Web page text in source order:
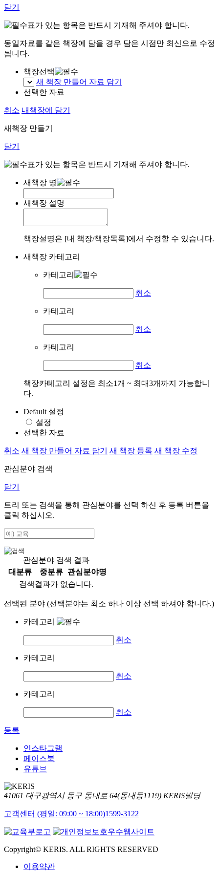
닫기
표가 있는 항목은 반드시 기재해 주셔야 합니다.
동일자료를 같은 책장에 담을 경우 담은 시점만 최신으로 수정
됩니다.
책장선택
새 책장 만들어 자료 담기
선택한 자료
취소 내책장에 담기
새책장 만들기
닫기
표가 있는 항목은 반드시 기재해 주셔야 합니다.
새책장 명
새책장 설명
책장설명은 [내 책장/책장목록]에서 수정할 수 있습니다.
새책장 카테고리
카테고리
취소
카테고리
취소
카테고리
취소
책장카테고리 설정은 최소1개 ~ 최대3개까지 가능합니
다.
Default 설정
설정
선택한 자료
취소 새 책장 만들어 자료 담기 새 책장 등록 새 책장 수정
관심분야 검색
닫기
트리 또는 검색을 통해 관심분야를 선택 하신 후 등록 버튼을
클릭 하십시오.
관심분야 검색 결과
대분류
중분류
관심분야명
검색결과가 없습니다.
선택된 분야 (선택분야는 최소 하나 이상 선택 하셔야 합니다.)
카테고리
취소
카테고리
취소
카테고리
취소
등록
인스타그램
페이스북
유튜브
41061 대구광역시 동구 동내로 64(동내동1119) KERIS빌딩
고객센터 (평일: 09:00 ~ 18:00)1599-3122
Copyright© KERIS. ALL RIGHTS RESERVED
이용약관